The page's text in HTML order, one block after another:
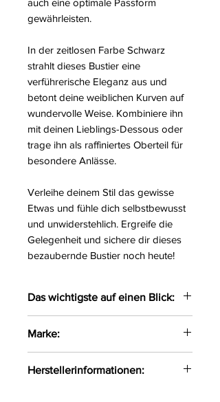
auch eine optimale Passform
gewährleisten.
In der zeitlosen Farbe Schwarz
strahlt dieses Bustier eine
verführerische Eleganz aus und
betont deine weiblichen Kurven auf
wundervolle Weise. Kombiniere ihn
mit deinen Lieblings-Dessous oder
trage ihn als raffiniertes Oberteil für
besondere Anlässe.
Verleihe deinem Stil das gewisse
Etwas und fühle dich selbstbewusst
und unwiderstehlich. Ergreife die
Gelegenheit und sichere dir dieses
bezaubernde Bustier noch heute!
Das wichtigste auf einen Blick:
aus zarten Materialien
Die Träger auf der Rückseite
sind verstellbar
Marke:
Herstellerinformationen: